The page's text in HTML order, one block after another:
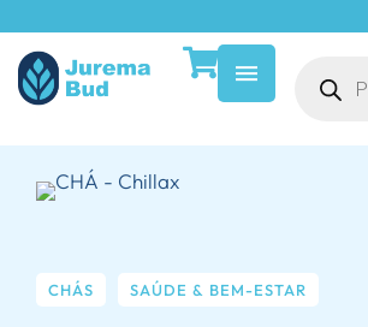
CHÁS SAÚDE & BEM-ESTAR